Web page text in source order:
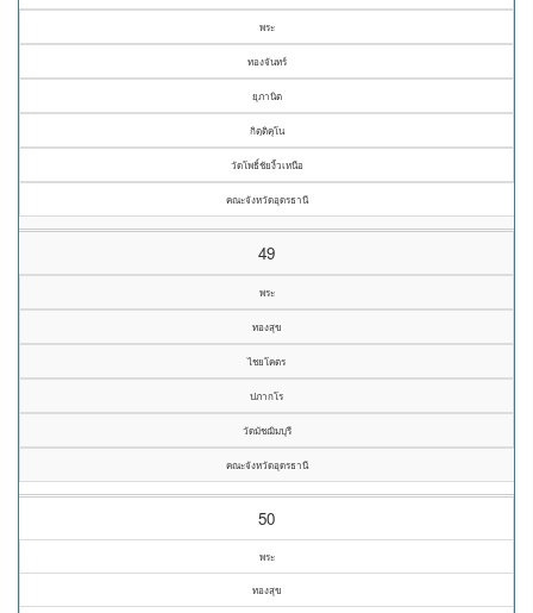
พระ
ทองจันทร์
ยุภานิต
กิตฺติคุโน
วัดโพธิ์ชัยงิ้วเหนือ
คณะจังหวัดอุดรธานี
49
พระ
ทองสุข
ไชยโคตร
ปภากโร
วัดมัชฌิมบุรี
คณะจังหวัดอุดรธานี
50
พระ
ทองสุข